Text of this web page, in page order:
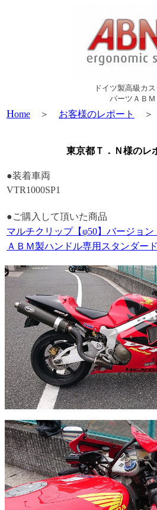
ドイツ製高級カ
パーツＡＢＭ
Home ＞ お客様のレポート
東京都Ｔ．Ｎ様のレ
●装着車両
VTR1000SP1
●ご購入して頂いた商品
マルチクリップ【φ50】バージョン
ＡＢＭ製ハンドル専用スタンダー